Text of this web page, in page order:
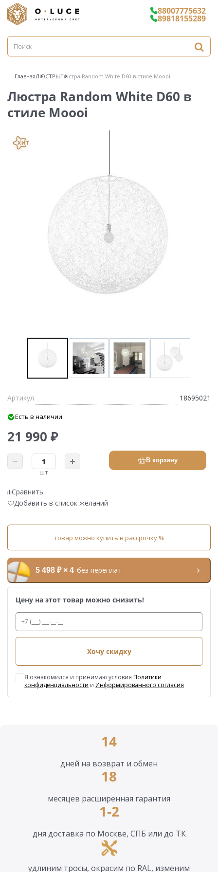
88007775632
89818155289
ГлавнаяЛЮСТРЫЛюстра Random White D60 в стиле Moooi
Люстра Random White D60 в
стиле Moooi
Артикул 18695021
Есть в наличии
21 990 ₽
шт
В корзину
Сравнить
Добавить в список желаний
товар можно купить в рассрочку %
5 498 ₽ × 4 без переплат
Цену на этот товар можно снизить!
Хочу скидку
Я ознакомился и принимаю условия Политики
конфиденциальности и Информированного согласия
14
дней на возврат и обмен
18
месяцев расширенная гарантия
1-2
дня доставка по Москве, СПБ или до ТК
удлиним тросы, окрасим по RAL, изменим